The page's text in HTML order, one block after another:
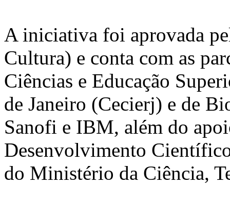
A iniciativa foi aprovada
Cultura) e conta com as
Ciências e Educação
de Janeiro (Cecierj) e de
Sanofi e IBM, além do
Desenvolvimento
do Ministério da Ciência,